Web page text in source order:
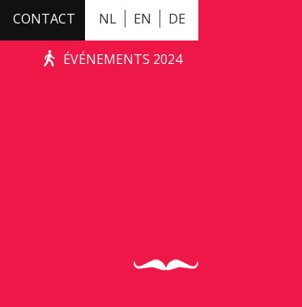
NL EN DE
CONTACT
ÉVÉNEMENTS 2024